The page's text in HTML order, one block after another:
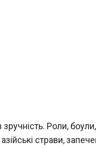
Роли,
страви,